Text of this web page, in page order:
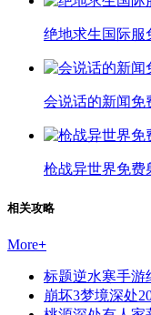
绝地求生国际服
会说话的新闻免
枪战异世界免费
相关攻略
More+
标题逆水寒手游
崩坏3梦境深处